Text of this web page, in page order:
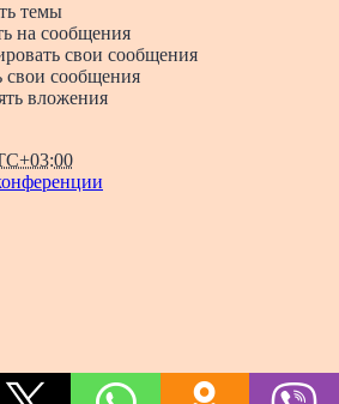
темы
на сообщения
свои сообщения
свои сообщения
вложения